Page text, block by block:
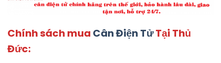
Chính sách mua Cân Điện TửTại Thủ
Đức: